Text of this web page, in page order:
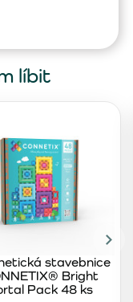
líbit
stavebnice
Bright
Pack 48 ks